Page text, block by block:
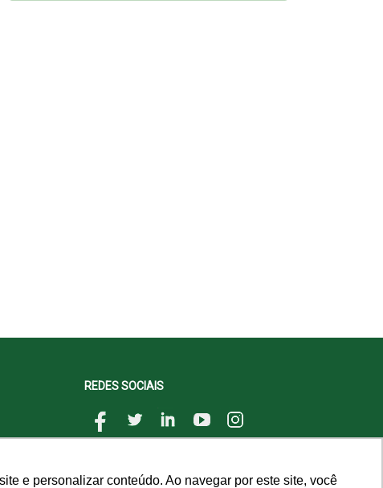
e personalizar conteúdo. Ao navegar por este site, você
REDES SOCIAIS